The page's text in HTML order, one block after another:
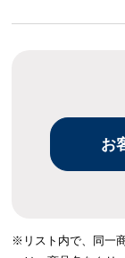
※リスト内で、同一